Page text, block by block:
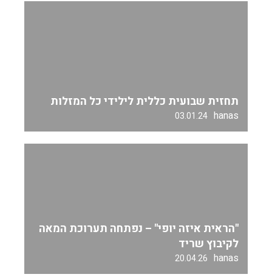
תחזית שבועית כללית לילידי כל המזלות
hanas
03.01.24
"הראית איזה יופי" – נפתחה תערוכת המאה
לקיבוץ שריד
hanas
20.04.26